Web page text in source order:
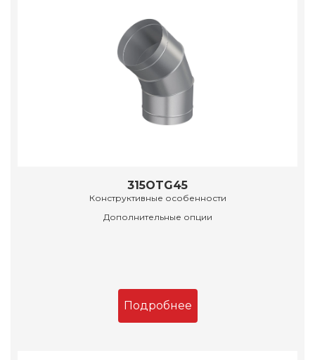
315OTG45
Конструктивные особенности
Дополнительные опции
Подробнее